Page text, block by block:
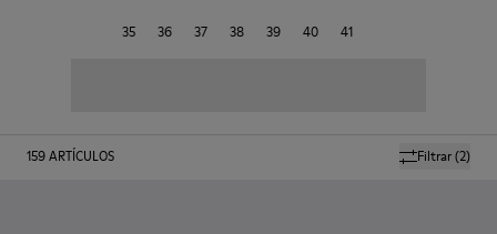
35 36 37 38 39 40 41
Filtrar(2)
159ARTÍCULOS